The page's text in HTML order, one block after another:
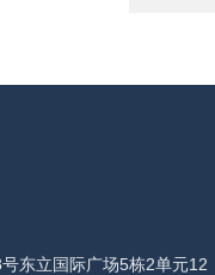
东立国际广场5栋2单元12